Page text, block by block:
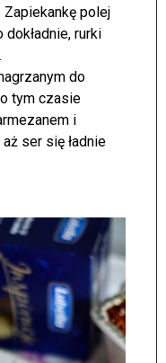
Zapiekankę polej
rurki
do
tym czasie
i
ser się ładnie